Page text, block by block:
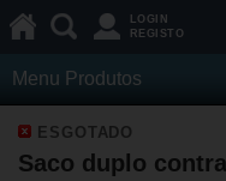
LOGIN
REGISTO
Menu Produtos
ESGOTADO
Saco duplo